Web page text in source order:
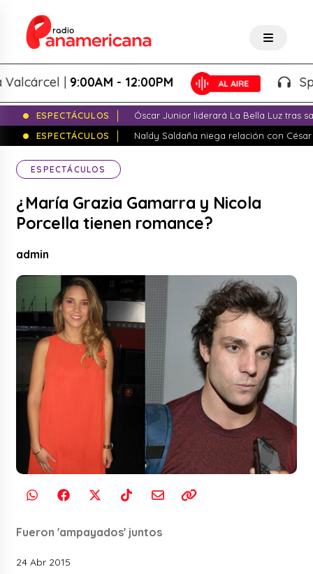
|9:00AM - 12:00PM
ESPECTÁCULOS
Óscar Junior liderará La Bella Luz tras
ESPECTÁCULOS
Naldy Saldaña niega relación con
ESPECTÁCULOS
¿María Grazia Gamarra y Nicola
Porcella tienen romance?
admin
Fueron 'ampayados' juntos
24 Abr 2015